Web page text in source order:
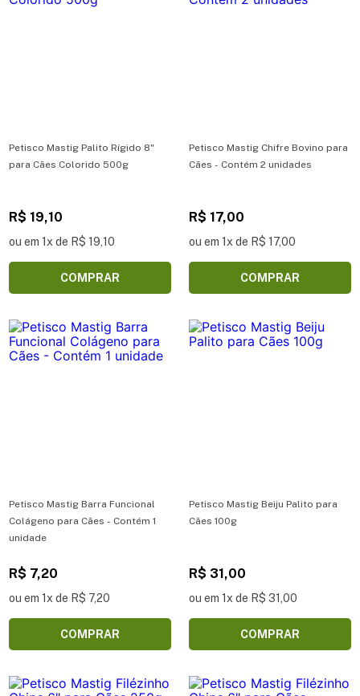
Petisco Mastig Palito Rígido 8"
para Cães Colorido 500g
R$ 19,10
ou em 1x de R$ 19,10
COMPRAR
Petisco Mastig Chifre Bovino para
Cães - Contém 2 unidades
R$ 17,00
ou em 1x de R$ 17,00
COMPRAR
Petisco Mastig Barra Funcional
Colágeno para Cães - Contém 1
unidade
R$ 7,20
ou em 1x de R$ 7,20
COMPRAR
Petisco Mastig Beiju Palito para
Cães 100g
R$ 31,00
ou em 1x de R$ 31,00
COMPRAR